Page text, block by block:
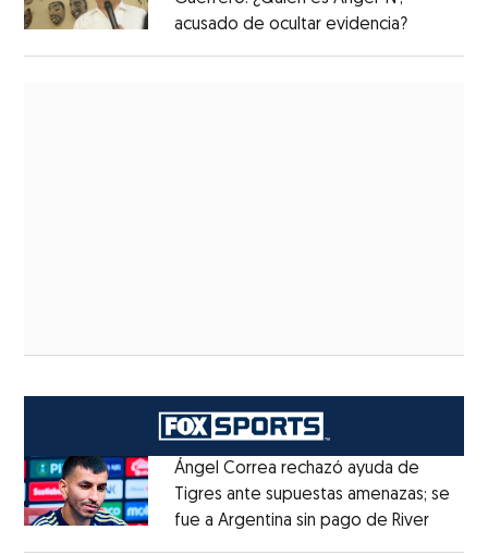
acusado de ocultar evidencia?
Ángel Correa rechazó ayuda de
Tigres ante supuestas amenazas; se
fue a Argentina sin pago de RiverOpens